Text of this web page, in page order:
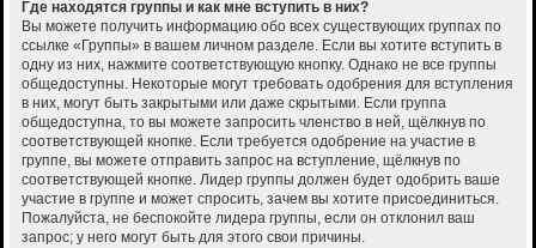
Где находятся группы и как мне вступить в них?
Вы можете получить информацию обо всех существующих группах по
ссылке «Группы» в вашем личном разделе. Если вы хотите вступить в
одну из них, нажмите соответствующую кнопку. Однако не все группы
общедоступны. Некоторые могут требовать одобрения для вступления
в них, могут быть закрытыми или даже скрытыми. Если группа
общедоступна, то вы можете запросить членство в ней, щёлкнув по
соответствующей кнопке. Если требуется одобрение на участие в
группе, вы можете отправить запрос на вступление, щёлкнув по
соответствующей кнопке. Лидер группы должен будет одобрить ваше
участие в группе и может спросить, зачем вы хотите присоединиться.
Пожалуйста, не беспокойте лидера группы, если он отклонил ваш
запрос; у него могут быть для этого свои причины.